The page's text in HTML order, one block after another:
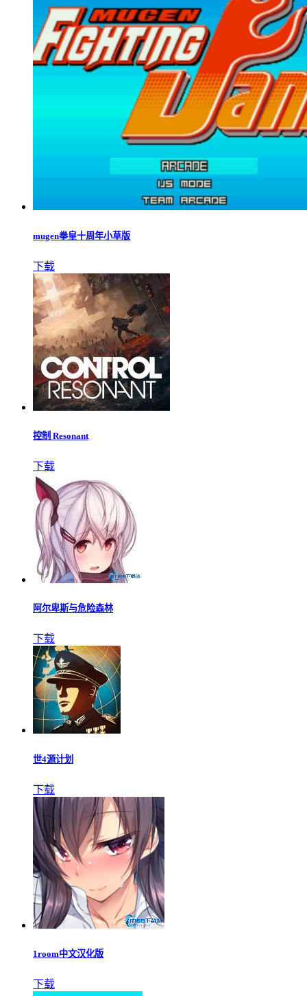
mugen拳皇十周年小草版
下载
控制 Resonant
下载
阿尔卑斯与危险森林
下载
世4源计划
下载
1room中文汉化版
下载